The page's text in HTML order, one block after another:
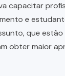
capacitar
e
que
obter maior